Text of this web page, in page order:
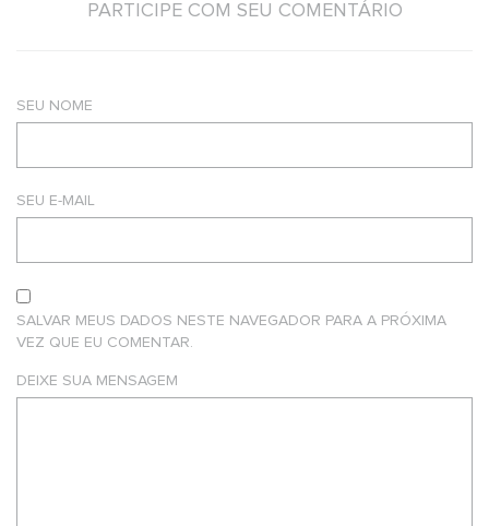
PARTICIPE COM SEU COMENTÁRIO
SEU NOME
SEU E-MAIL
SALVAR MEUS DADOS NESTE NAVEGADOR PARA A PRÓXIMA
VEZ QUE EU COMENTAR.
DEIXE SUA MENSAGEM